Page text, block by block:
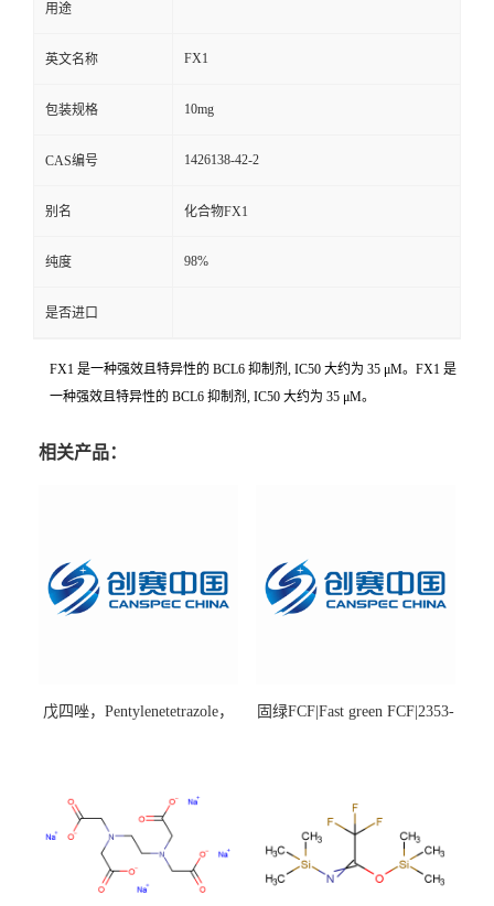
用途
英文名称 FX1
包装规格 10mg
CAS编号 1426138-42-2
别名 化合物FX1
纯度 98%
是否进口
FX1 是一种强效且特异性的 BCL6 抑制剂, IC50 大约为 35 μM。FX1 是
一种强效且特异性的 BCL6 抑制剂, IC50 大约为 35 μM。
相关产品：
戊四唑，Pentylenetetrazole，
固绿FCF|Fast green FCF|2353-